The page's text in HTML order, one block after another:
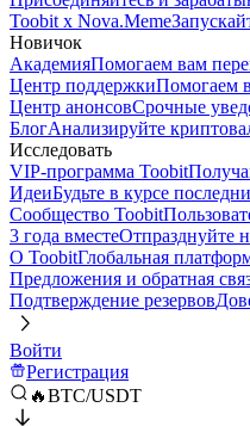
Toobit x Nova.Meme
Новичок
АкадемияПомогаем вам
Центр поддержкиПомогаем
Центр анонсовСрочные
БлогАнализируйте
Исследовать
VIP-программа Toobit
ИдеиБудьте в курсе
Сообщество Toobit
3 года вместеОтпразднуйте
О ToobitГлобальная
Предложения и обратная
Подтверждение резервов
Войти
Регистрация
🔥BTC/USDT